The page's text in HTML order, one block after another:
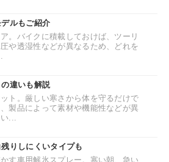
ルもご紹介
。バイクに積載しておけば、ツーリ
や透湿性などが異なるため、どれを
違いも解説
ト。厳しい寒さから体を守るだけで
製品によって素材や機能性などが異
...
りしにくいタイプも
す車用解氷スプレー。寒い朝、急い